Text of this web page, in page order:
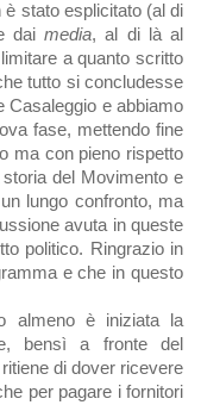
è stato esplicitato (al di
daimedia, al di là al
a quanto scritto
tutto si concludesse
Casaleggio e abbiamo
fase, mettendo fine
ma con pieno rispetto
del Movimento e
lungo confronto, ma
avuta in queste
politico. Ringrazio in
e che in questo
almeno è iniziata la
bensì a fronte del
di dover ricevere
per pagare i fornitori